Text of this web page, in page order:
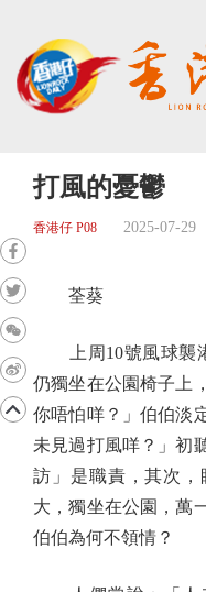
打風的憂鬱
香港仔 P08 2025-07-29
荃葵
上周10號風球襲港
仍獨坐在公園椅子上
你唔怕咩？」伯伯淡
未見過打風咩？」初
訪」是職責，其次
大，獨坐在公園，萬
伯伯為何不領情？